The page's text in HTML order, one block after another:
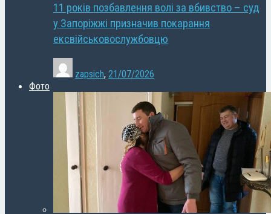
11 років позбавлення волі за вбивство – суд
у Запоріжжі призначив покарання
ексвійськовослужбовцю
zapsich, 21/07/2026
Фото